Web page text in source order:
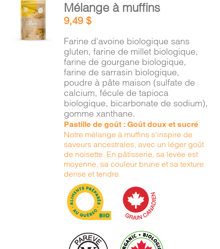
AU
PANIER
Mélange à muffins
9,49$
Farine d'avoine biologique sans
gluten, farine de millet biologique,
farine de gourgane biologique,
farine de sarrasin biologique,
poudre à pâte maison (sulfate de
calcium, fécule de tapioca
biologique, bicarbonate de sodium),
gomme xanthane.
Pastille de goût : Goût doux et sucré
Notre mélange à muffins s'inspire de
saveurs ancestrales, avec un léger goût
de noisette. En pâtisserie, sa levée est
moyenne, sa couleur brune et sa texture
dense et tendre.